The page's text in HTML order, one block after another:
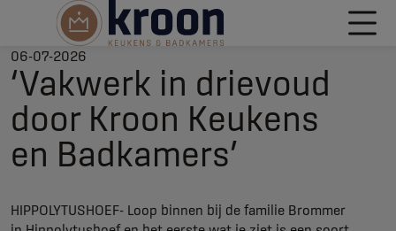
06-07-2026
‘Vakwerk in drievoud
door Kroon Keukens
en Badkamers’
HIPPOLYTUSHOEF- Loop binnen bij de familie Brommer